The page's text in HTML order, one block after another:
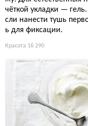
чёткой укладки —
сли нанести тушь
ь для фиксации.
Красота 16 290